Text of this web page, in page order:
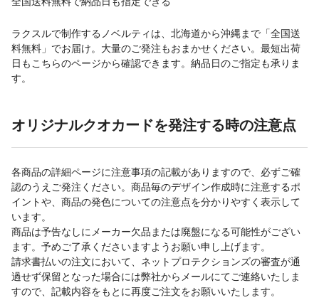
ラクスルで制作するノベルティは、北海道から沖縄まで「全国送
料無料」でお届け。大量のご発注もおまかせください。最短出荷
日もこちらのページから確認できます。納品日のご指定も承りま
す。
オリジナルクオカードを発注する時の注意点
各商品の詳細ページに注意事項の記載がありますので、必ずご確
認のうえご発注ください。商品毎のデザイン作成時に注意するポ
イントや、商品の発色についての注意点を分かりやすく表示して
います。
商品は予告なしにメーカー欠品または廃盤になる可能性がござい
ます。予めご了承くださいますようお願い申し上げます。
請求書払いの注文において、ネットプロテクションズの審査が通
過せず保留となった場合には弊社からメールにてご連絡いたしま
すので、記載内容をもとに再度ご注文をお願いいたします。